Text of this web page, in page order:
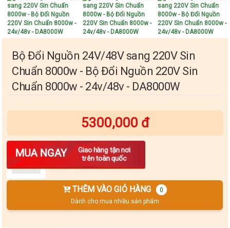
Bộ Đổi Nguồn 24V/48V sang 220V Sin
Chuẩn 8000w - Bộ Đổi Nguồn 220V Sin
Chuẩn 8000w - 24v/48v - DA8000W
5300,000 đ
MUA NGAY
Giao hàng tận nơi
trên toàn quốc
Số lượng
THÊM VÀO GIỎ HÀNG
0
Dành cho mua nhiều sản phẩm